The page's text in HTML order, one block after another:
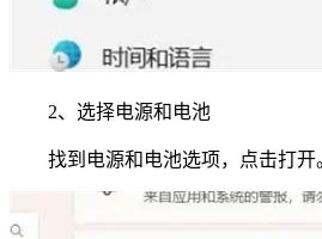
2、选择电源和电池
找到电源和电池选项，点击打开